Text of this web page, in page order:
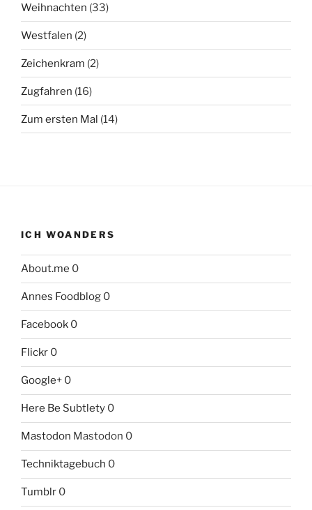
Weihnachten (33)
Westfalen (2)
Zeichenkram (2)
Zugfahren (16)
Zum ersten Mal (14)
ICH WOANDERS
About.me 0
Annes Foodblog 0
Facebook 0
Flickr 0
Google+ 0
Here Be Subtlety 0
Mastodon Mastodon 0
Techniktagebuch 0
Tumblr 0